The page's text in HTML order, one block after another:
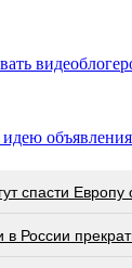
спасти Европу
в России